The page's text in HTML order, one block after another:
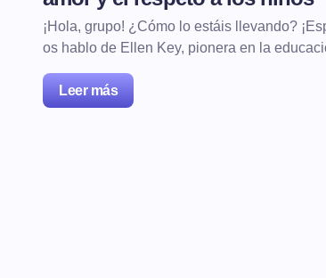
¡Hola, grupo! ¿Cómo lo estáis llevando?
os hablo de Ellen Key, pionera en la
Leer más